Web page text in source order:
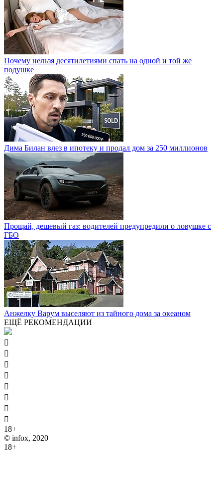
Почему нельзя десятилетиями спать на одной и той же
подушке
Дима Билан влез в ипотеку и продал дом за 250 миллионов
Прощай, дешевый газ: водителей предупредили о ловушке с
ГБО
Анжелку Варум выселяют из тайного дома за океаном
ЕЩЁ РЕКОМЕНДАЦИИ








18+
© infox, 2020
18+